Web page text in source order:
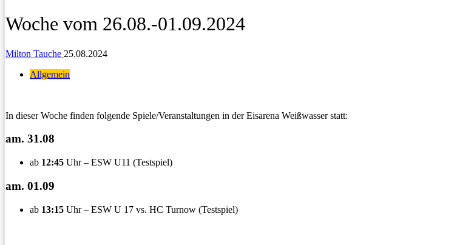
Woche vom 26.08.-01.09.2024
Milton Tauche 25.08.2024
Allgemein
In dieser Woche finden folgende Spiele/Veranstaltungen in der Eisarena Weißwasser statt:
am. 31.08
ab 12:45 Uhr – ESW U11 (Testspiel)
am. 01.09
ab 13:15 Uhr – ESW U 17 vs. HC Turnow (Testspiel)